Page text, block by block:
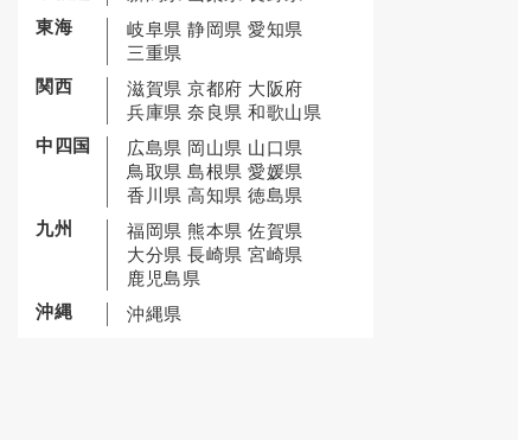
東海
岐阜県 静岡県 愛知県
三重県
関西
滋賀県 京都府 大阪府
兵庫県 奈良県 和歌山県
中四国
広島県 岡山県 山口県
鳥取県 島根県 愛媛県
香川県 高知県 徳島県
九州
福岡県 熊本県 佐賀県
大分県 長崎県 宮崎県
鹿児島県
沖縄
沖縄県